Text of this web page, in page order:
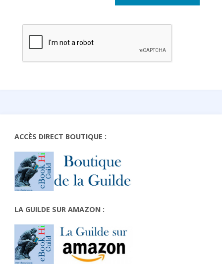
ACCÈS DIRECT BOUTIQUE :
LA GUILDE SUR AMAZON :